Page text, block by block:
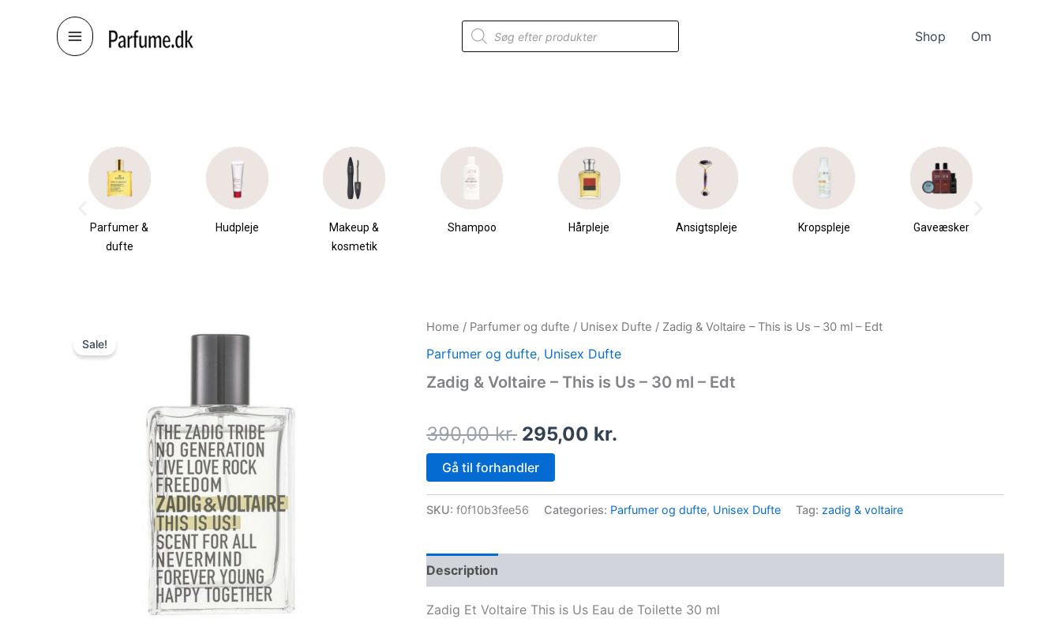
Products
search
Shop Om
Parfumer &
dufte
Hudpleje
Makeup &
kosmetik
Shampoo Hårpleje Ansigtspleje Kropspleje Gaveæsker
Sale!
Home / Parfumer og dufte / Unisex Dufte / Zadig & Voltaire – This is Us – 30 ml – Edt
Parfumer og dufte, Unisex Dufte
Zadig & Voltaire – This is Us – 30 ml – Edt
390,00kr.
Original
price
was:
390,00 kr..
295,00 kr.
Current
price
is:
Gå til forhandler
SKU: f0f10b3fee56 Categories: Parfumer og dufte, Unisex Dufte Tag: zadig & voltaire
Description
Zadig Et Voltaire This is Us Eau de Toilette 30 ml